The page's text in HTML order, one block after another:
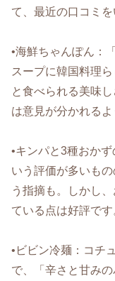
て、最近の口コミを
•海鮮ちゃんぽん：
スープに韓国料理
と食べられる美味
は意見が分かれるよ
•キンパと3種おか
いう評価が多いも
う指摘も。しかし
ている点は好評です
•ビビン冷麺：コチ
で、「辛さと甘み